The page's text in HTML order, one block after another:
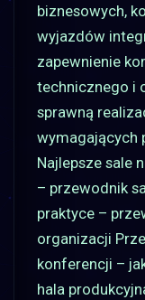
biznesowych,
wyjazdów
zapewnienie
technicznego i
sprawną
wymagających
Najlepsze sale
– przewodnik
praktyce –
organizacji
konferencji –
hala